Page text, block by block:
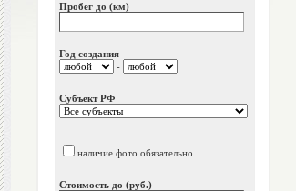
Пробег до (км)
Год создания
-
Субъект РФ
наличие фото обязательно
Стоимость до (руб.)